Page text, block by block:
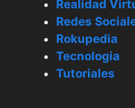
Realidad
Redes
Rokupedia
Tecnologia
Tutoriales